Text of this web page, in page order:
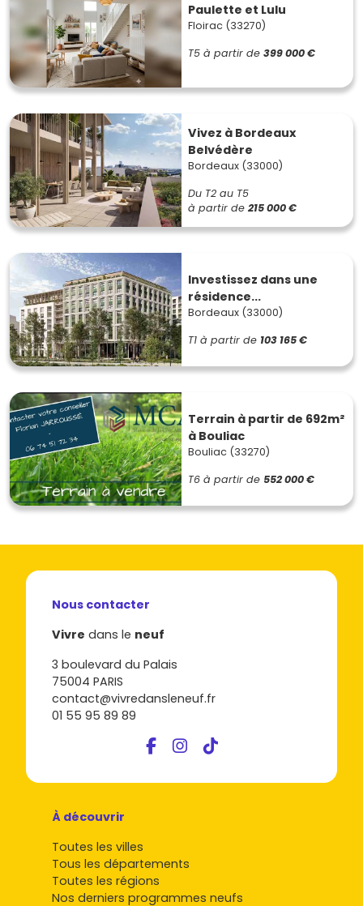
Paulette et Lulu
Floirac (33270)
T5 à partir de 399 000 €
Vivez à Bordeaux
Belvédère
Bordeaux (33000)
Du T2 au T5
à partir de 215 000 €
Investissez dans une
résidence...
Bordeaux (33000)
T1 à partir de 103 165 €
Terrain à partir de 692m²
à Bouliac
Bouliac (33270)
T6 à partir de 552 000 €
Nous contacter
Vivre dans le neuf
3 boulevard du Palais
75004 PARIS
contact@vivredansleneuf.fr
01 55 95 89 89
À découvrir
Toutes les villes
Tous les départements
Toutes les régions
Nos derniers programmes neufs